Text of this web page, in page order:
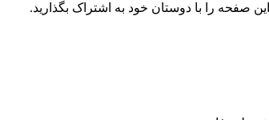
صفحه را با دوستان خود به اشتراک بگذارید.